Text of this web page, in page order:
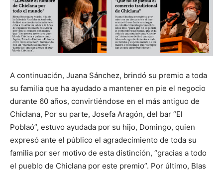
A continuación, Juana Sánchez, brindó su premio a toda
su familia que ha ayudado a mantener en pie el negocio
durante 60 años, convirtiéndose en el más antiguo de
Chiclana, Por su parte, Josefa Aragón, del bar “El
Poblaó”, estuvo ayudada por su hijo, Domingo, quien
expresó ante el público el agradecimiento de toda su
familia por ser motivo de esta distinción, “gracias a todo
el pueblo de Chiclana por este premio”. Por último, Blas